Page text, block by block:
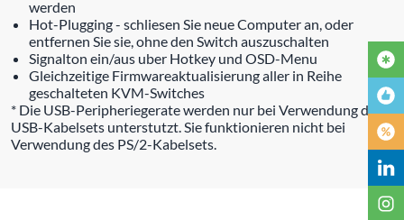
werden
Hot-Plugging - schliesen Sie neue Computer an, oder
entfernen Sie sie, ohne den Switch auszuschalten
Signalton ein/aus uber Hotkey und OSD-Menu
Gleichzeitige Firmwareaktualisierung aller in Reihe
geschalteten KVM-Switches
* Die USB-Peripheriegerate werden nur bei Verwendung des
USB-Kabelsets unterstutzt. Sie funktionieren nicht bei
Verwendung des PS/2-Kabelsets.